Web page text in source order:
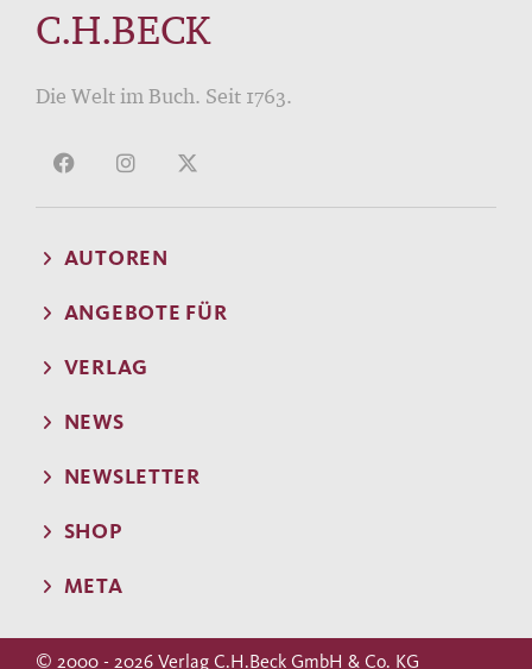
C.H.BECK
Die Welt im Buch. Seit 1763.
AUTOREN
ANGEBOTE FÜR
VERLAG
NEWS
NEWSLETTER
SHOP
META
© 2000 - 2026 Verlag C.H.Beck GmbH & Co. KG